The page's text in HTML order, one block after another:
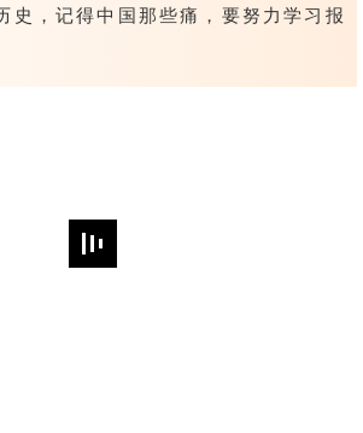
史，记得中国那些痛，要努力学习报